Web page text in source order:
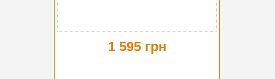
1 595 грн